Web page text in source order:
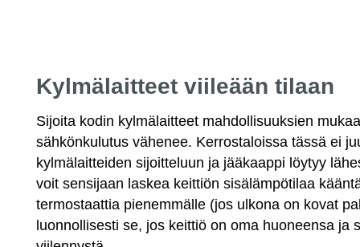
Kylmälaitteet viileään tilaan
Sijoita kodin kylmälaitteet mahdollisuuksien
sähkönkulutus vähenee. Kerrostaloissa tässä ei
kylmälaitteiden sijoitteluun ja jääkaappi löytyy
voit sensijaan laskea keittiön sisälämpötilaa
termostaattia pienemmälle (jos ulkona on kovat
luonnollisesti se, jos keittiö on oma huoneensa ja